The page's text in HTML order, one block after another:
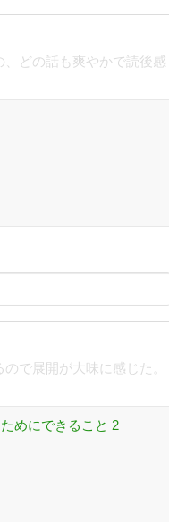
どの話も爽やかで読後感
で展開が大味に感じた。
めにできること 2